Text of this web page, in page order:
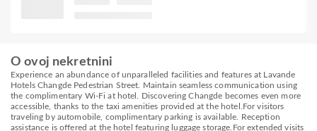
O ovoj nekretnini
Experience an abundance of unparalleled facilities and features at Lavande
Hotels Changde Pedestrian Street. Maintain seamless communication using
the complimentary Wi-Fi at hotel. Discovering Changde becomes even more
accessible, thanks to the taxi amenities provided at the hotel.For visitors
traveling by automobile, complimentary parking is available. Reception
assistance is offered at the hotel featuring luggage storage.For extended visits